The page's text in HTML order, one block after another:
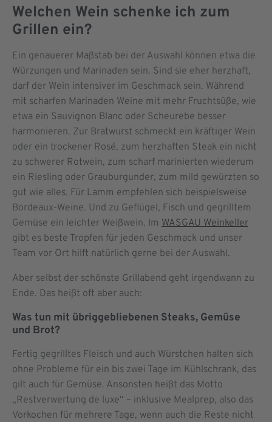
Welchen Wein schenke ich zum
Grillen ein?
Ein genauerer Maßstab bei der Auswahl können etwa die
Würzungen und Marinaden sein. Sind sie eher herzhaft,
darf der Wein intensiver im Geschmack sein. Während
mit scharfen Marinaden Weine mit mehr Fruchtsüße, wie
etwa ein Sauvignon Blanc oder Scheurebe besser
harmonieren. Zur Bratwurst schmeckt ein kräftiger Wein
oder ein trockener Rosé, zum herzhaften Steak ein nicht
zu schwerer Rotwein, zum scharf marinierten wiederum
ein Riesling oder Grauburgunder, zum mild gewürzten so
gut wie alles. Für Lamm empfehlen sich beispielsweise
Bordeaux-Weine. Und zu Geflügel, Fisch und gegrilltem
Gemüse ein leichter Weißwein. Im WASGAU Weinkeller
gibt es beste Tropfen für jeden Geschmack und unser
Team vor Ort hilft natürlich gerne bei der Auswahl.
Aber selbst der schönste Grillabend geht irgendwann zu
Ende. Das heißt oft aber auch:
Was tun mit übriggebliebenen Steaks, Gemüse
und Brot?
Fertig gegrilltes Fleisch und auch Würstchen halten sich
ohne Probleme für ein bis zwei Tage im Kühlschrank, das
gilt auch für Gemüse. Ansonsten heißt das Motto
„Restverwertung de luxe“ – inklusive Mealprep, also das
Vorkochen für mehrere Tage, wenn auch die Reste nicht